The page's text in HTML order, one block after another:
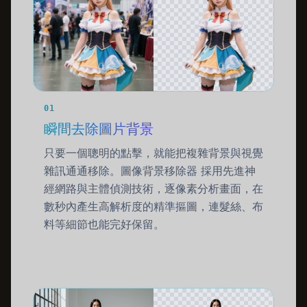
01
瞬間去除圖片背景
只要一個聰明的點擊，就能把複雜背景與視覺
雜訊通通移除。圖像背景移除器 採用先進神
經網路與主體偵測技術，逐像素分析畫面，在
數秒內產生高解析度的精準摳圖，連髮絲、布
料等細節也能完好保留。